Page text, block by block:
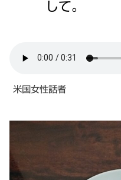
して。
米国女性話者